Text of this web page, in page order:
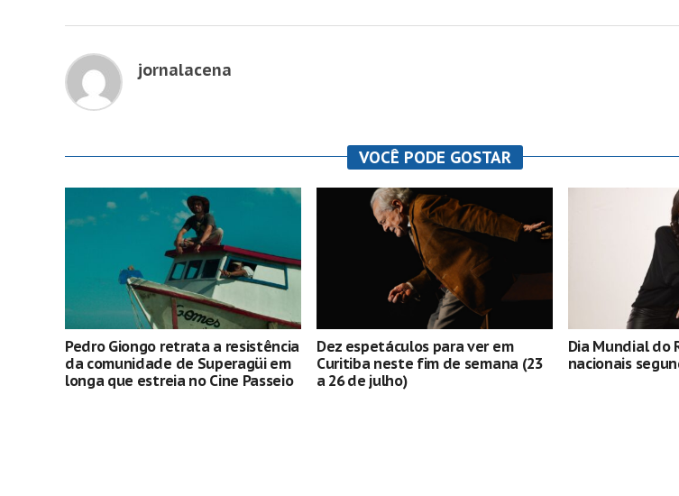
jornalacena
VOCÊ PODE GOSTAR
Pedro Giongo retrata a resistência
da comunidade de Superagüi em
longa que estreia no Cine Passeio
Dez espetáculos para ver em
Curitiba neste fim de semana (23
a 26 de julho)
Dia Mundial do
nacionais